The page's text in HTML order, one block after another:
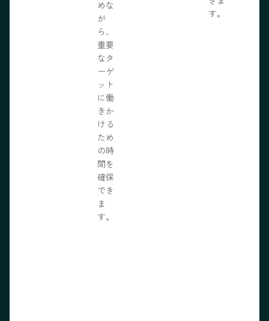
めな
が
ら、
重要
なタ
ーゲ
ット
に働
きか
ける
ため
の時
間を
確保
でき
ま
す。
す。